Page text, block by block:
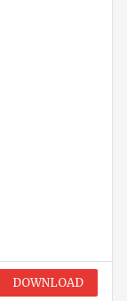
DOWNLOAD